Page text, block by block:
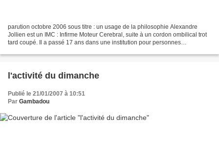
parution octobre 2006 sous titre : un usage de la philosophie Alexandre
Jollien est un IMC : Infirme Moteur Cerebral, suite à un cordon ombilical trot
tard coupé. Il a passé 17 ans dans une institution pour personnes
l'activité du dimanche
Publié le 21/01/2007 à 10:51
Par Gambadou